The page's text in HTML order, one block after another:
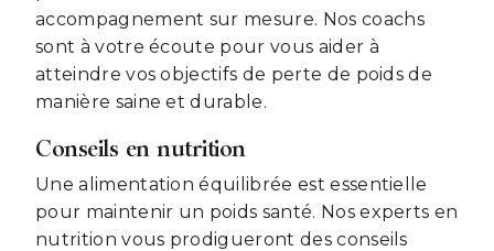
accompagnement sur mesure. Nos coachs
sont à votre écoute pour vous aider à
atteindre vos objectifs de perte de poids de
manière saine et durable.
Conseils en nutrition
Une alimentation équilibrée est essentielle
pour maintenir un poids santé. Nos experts en
nutrition vous prodigueront des conseils